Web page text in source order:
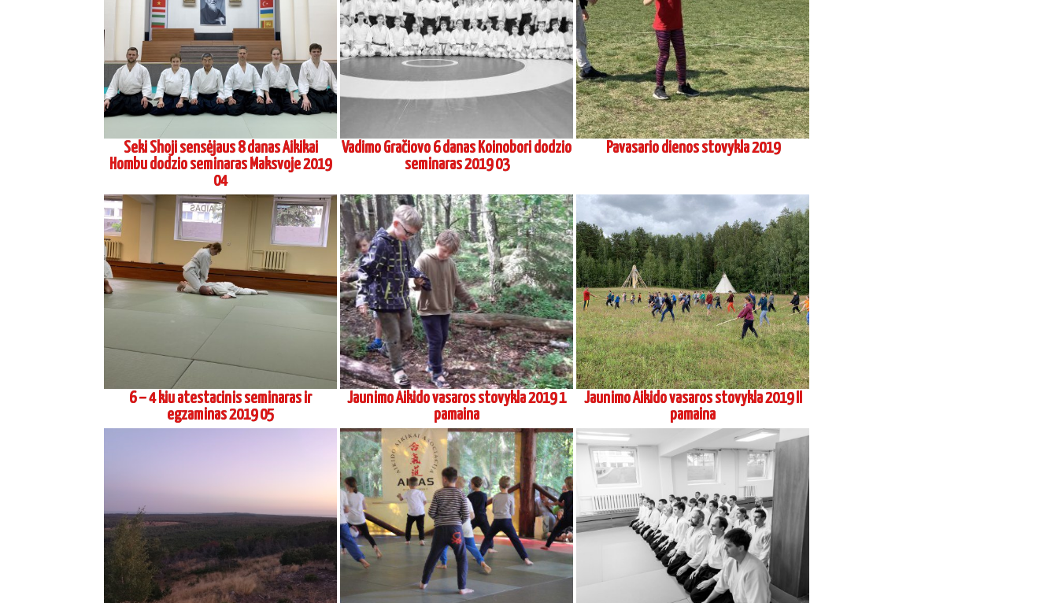
« ‹ of5 › »
2017 metai
10 kiu egzaminas 2017 12
Marinos Karpovos, 6 danas Koinobori
dodzio, atestacinis seminaras 2017 11
Aikido stovykla Preiloje 2017 08-2